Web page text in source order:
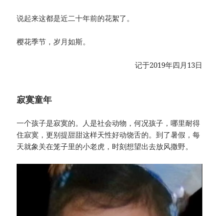
说起来这都是近二十年前的花絮了。
樱花季节，岁月如斯。
记于2019年四月13日
寂寞童年
一个孩子是寂寞的。人是社会动物，何况孩子，哪里耐得
住寂寞，更别提甜甜这样天性好动饶舌的。到了暑假，每
天就象关在笼子里的小老虎，时刻想望出去放风撒野。